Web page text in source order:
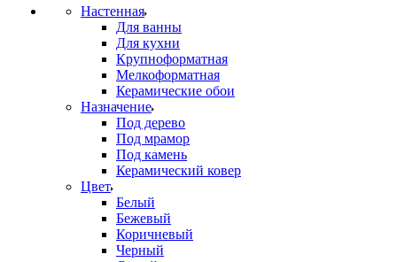
Настенная
Для ванны
Для кухни
Крупноформатная
Мелкоформатная
Керамические обои
Назначение
Под дерево
Под мрамор
Под камень
Керамический ковер
Цвет
Белый
Бежевый
Коричневый
Черный